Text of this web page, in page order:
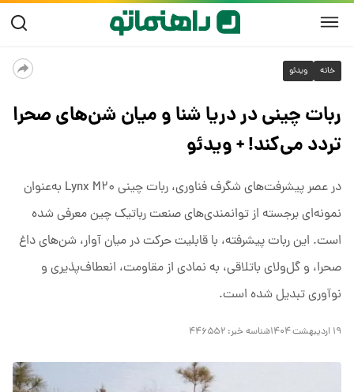
خانه ویدئو
ربات چینی در دریا شنا و میان شن‌های صحرا
تردد می‌کند! + ویدئو
در عصر پیشرفت‌های شگرف فناوری، ربات چینی Lynx M۲۰ به‌عنوان
نمونه‌ای برجسته از توانمندی‌های صنعت رباتیک چین معرفی شده
است. این ربات پیشرفته، با قابلیت حرکت در میان آوار، شن‌های داغ
صحرا، و گل‌ولای باتلاقی، به نمادی از مقاومت، انعطاف‌پذیری و
نوآوری تبدیل شده است.
۱۹ اردیبهشت ۱۴۰۴ شناسه خبر: ۴۴۶۵۵۲